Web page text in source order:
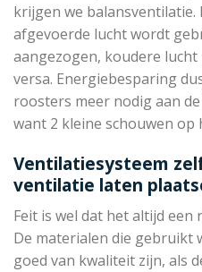
krijgen we balansventilatie.
afgevoerde lucht wordt
aangezogen, koudere lucht
versa. Energiebesparing
roosters meer nodig aan
want 2 kleine schouwen op
Ventilatiesysteem
ventilatie laten
Feit is wel dat het altijd een
De materialen die gebruikt
goed van kwaliteit zijn, als